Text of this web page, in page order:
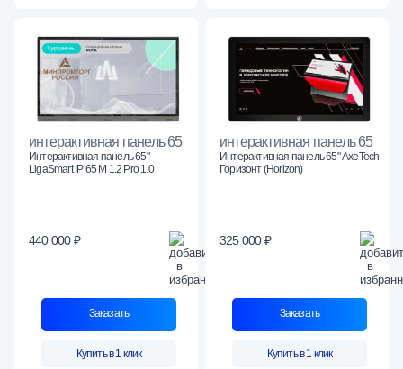
интерактивная панель 65
Интерактивная панель 65"
LigaSmart IP 65 M 1.2 Pro 1.0
440 000 ₽
Заказать
Купить в 1 клик
интерактивная панель 65
Интерактивная панель 65" AxeTech
Горизонт (Horizon)
325 000 ₽
Заказать
Купить в 1 клик